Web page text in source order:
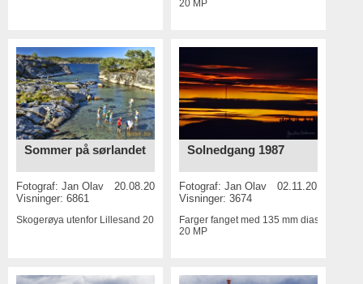
20 MP
Sommer på sørlandet
Fotograf: Jan Olav
20.08.2016
Visninger: 6861
Skogerøya utenfor Lillesand 20 MP
Solnedgang 1987
Fotograf:Jan Olav
02.11.2015
Visninger: 3674
Farger fanget med 135 mm dias i 1987
20 MP